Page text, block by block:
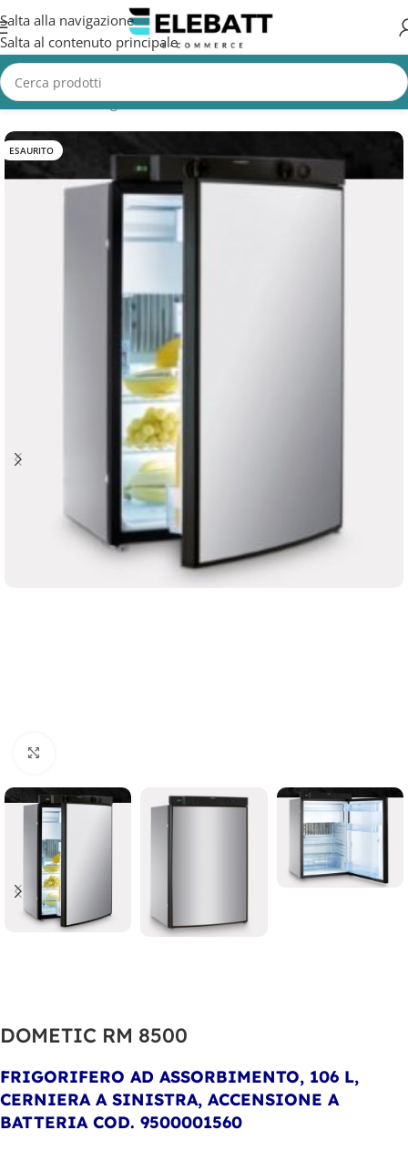
Salta alla navigazione
Salta al contenuto principale
Home/Non Categorizzata
ESAURITO
DOMETIC RM 8500
FRIGORIFERO AD ASSORBIMENTO, 106 L,
CERNIERA A SINISTRA, ACCENSIONE A
BATTERIA COD. 9500001560